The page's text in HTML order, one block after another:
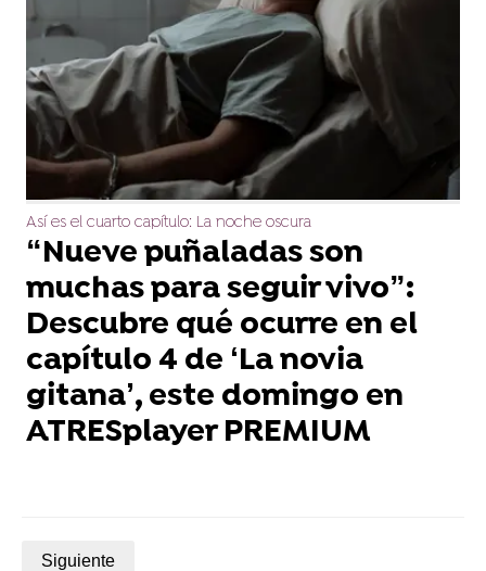
Así es el cuarto capítulo: La noche oscura
“Nueve puñaladas son
muchas para seguir vivo”:
Descubre qué ocurre en el
capítulo 4 de ‘La novia
gitana’, este domingo en
ATRESplayer PREMIUM
Siguiente